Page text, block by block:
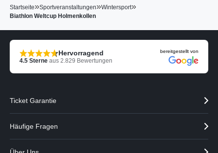
Startseite»Sportveranstaltungen»Wintersport»
Biathlon Weltcup Holmenkollen
Hervorragend
4.5 Sterne aus 2.829 Bewertungen
bereitgestellt von
Ticket Garantie
Häufige Fragen